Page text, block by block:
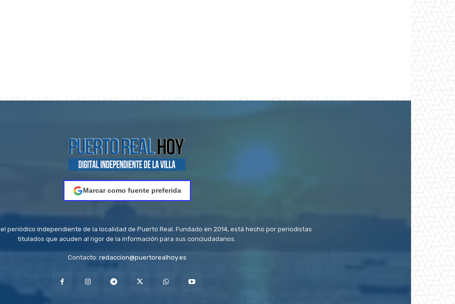
Marcar como fuente preferida
periódico independiente de la localidad de Puerto Real. Fundado en 2014, está hecho por periodistas
titulados que acuden al rigor de la información para sus conciudadanos.
Contacto: redaccion@puertorealhoy.es